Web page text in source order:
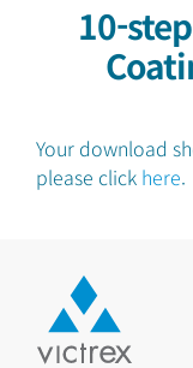
10-
Your download
please click here.